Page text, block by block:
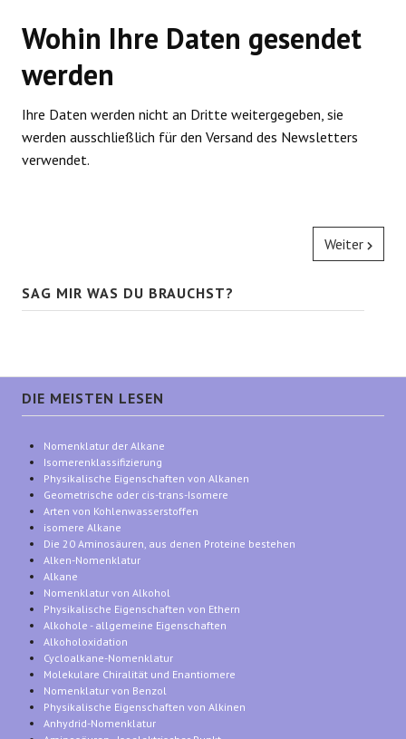
Wohin Ihre Daten gesendet
werden
Ihre Daten werden nicht an Dritte weitergegeben, sie
werden ausschließlich für den Versand des Newsletters
verwendet.
Weiter
SAG MIR WAS DU BRAUCHST?
DIE MEISTEN LESEN
Nomenklatur der Alkane
Isomerenklassifizierung
Physikalische Eigenschaften von Alkanen
Geometrische oder cis-trans-Isomere
Arten von Kohlenwasserstoffen
isomere Alkane
Die 20 Aminosäuren, aus denen Proteine bestehen
Alken-Nomenklatur
Alkane
Nomenklatur von Alkohol
Physikalische Eigenschaften von Ethern
Alkohole - allgemeine Eigenschaften
Alkoholoxidation
Cycloalkane-Nomenklatur
Molekulare Chiralität und Enantiomere
Nomenklatur von Benzol
Physikalische Eigenschaften von Alkinen
Anhydrid-Nomenklatur